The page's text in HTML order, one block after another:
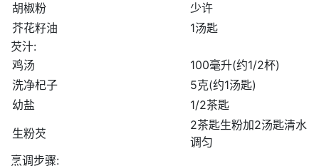
胡椒粉
少许
芥花籽油
1汤匙
芡汁:
鸡汤
100毫升(约1/2杯)
洗净杞子
5克(约1汤匙)
幼盐
1/2茶匙
生粉芡
2茶匙生粉加2汤匙清水
调匀
烹调步骤: